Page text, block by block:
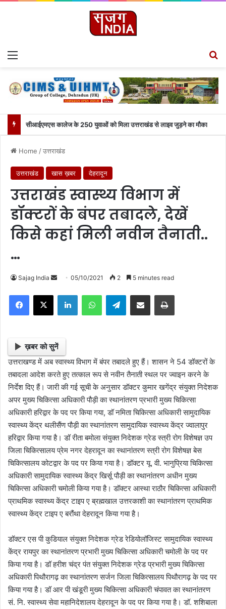
सीआईएमएस कालेज के 250 युवाओं को मिला उत्तराखंड से लाइव जुड़ने का मौका
Home /उत्तराखंड
उत्तराखंड खास ख़बर देहरादून
उत्तराखंड स्वास्थ्य विभाग में
डॉक्टरों के बंपर तबादले, देखें
किसे कहां मिली नवीन तैनाती..
…
Sajag India
d
e
m
a
i
l
05/10/2021 2 5 minutes read
Telegram
ख़बर को सुनें
उत्तराखण्ड में अब स्वास्थ्य विभाग में बंपर तबादले हुए हैं। शासन ने 54 डॉक्टरों के
तबादला आदेश करते हुए तत्काल रूप से नवीन तैनाती स्थल पर ज्वाइन करने के
निर्देश दिए हैं। जारी की गई सूची के अनुसार डॉक्टर कुमार खगेंद्र संयुक्त निदेशक
अपर मुख्य चिकित्सा अधिकारी पौड़ी का स्थानांतरण प्रभारी मुख्य चिकित्सा
अधिकारी हरिद्वार के पद पर किया गया, डॉ नमिता चिकित्सा अधिकारी सामुदायिक
स्वास्थ्य केंद्र थलीसैंण पौड़ी का स्थानांतरण सामुदायिक स्वास्थ्य केंद्र ज्वालापुर
हरिद्वार किया गया है। डॉ रीता बमोला संयुक्त निदेशक ग्रेड स्त्री रोग विशेषज्ञ उप
जिला चिकित्सालय प्रेम नगर देहरादून का स्थानांतरण स्त्री रोग विशेषज्ञ बेस
चिकित्सालय कोटद्वार के पद पर किया गया है। डॉक्टर यू. वी. भानुप्रिया चिकित्सा
अधिकारी सामुदायिक स्वास्थ्य केंद्र खिर्सू पौड़ी का स्थानांतरण अधीन मुख्य
चिकित्सा अधिकारी चमोली किया गया है। डॉक्टर आस्था राठौर चिकित्सा अधिकारी
प्राथमिक स्वास्थ्य केंद्र टाइप ए ब्रह्मखाल उत्तरकाशी का स्थानांतरण प्राथमिक
स्वास्थ्य केंद्र टाइप ए बरौंथा देहरादून किया गया है।
डॉक्टर एस पी कुडियाल संयुक्त निदेशक ग्रेड रेडियोलॉजिस्ट सामुदायिक स्वास्थ्य
केंद्र रायपुर का स्थानांतरण प्रभारी मुख्य चिकित्सा अधिकारी चमोली के पद पर
किया गया है। डॉ हरीश चंद्र पंत संयुक्त निदेशक ग्रेड प्रभारी मुख्य चिकित्सा
अधिकारी पिथौरागढ़ का स्थानांतरण सर्जन जिला चिकित्सालय पिथौरागढ़ के पद पर
किया गया है। डॉ आर पी खंडूरी मुख्य चिकित्सा अधिकारी चंपावत का स्थानांतरण
सं. नि. स्वास्थ्य सेवा महानिदेशालय देहरादून के पद पर किया गया है। डॉ. शशिबाला